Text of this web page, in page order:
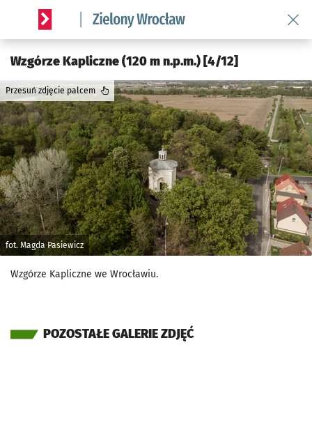
Serwis informacyjny wroclaw.pl podserwis: Środowisko we
Wzgórze Kapliczne (120 m n.p.m.) [4/12]
fot. Magda Pasiewicz
Przesuń zdjęcie palcem
Wzgórze Kapliczne we Wrocławiu.
POZOSTAŁE GALERIE ZDJĘĆ